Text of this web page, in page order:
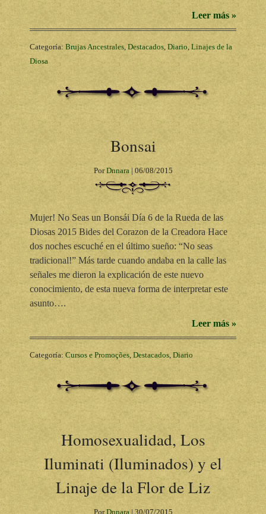
Leer más »
Categoría: Brujas Ancestrales, Destacados, Diario, Linajes de la
Diosa
Bonsai
PorDnnara| 06/08/2015
Mujer! No Seas un Bonsái Día 6 de la Rueda de las
Diosas 2015 Bides del Corazon de la Creadora Hace
dos noches escuché en el último sueño: “No seas
tradicional!” Más tarde cuando andaba en la calle las
señales me dieron la explicación de este nuevo
conocimiento, de esta nueva forma de interpretar este
asunto….
Leer más »
Categoría: Cursos e Promoções, Destacados, Diario
Homosexualidad, Los
Iluminati (Iluminados) y el
Linaje de la Flor de Liz
PorDnnara| 30/07/2015